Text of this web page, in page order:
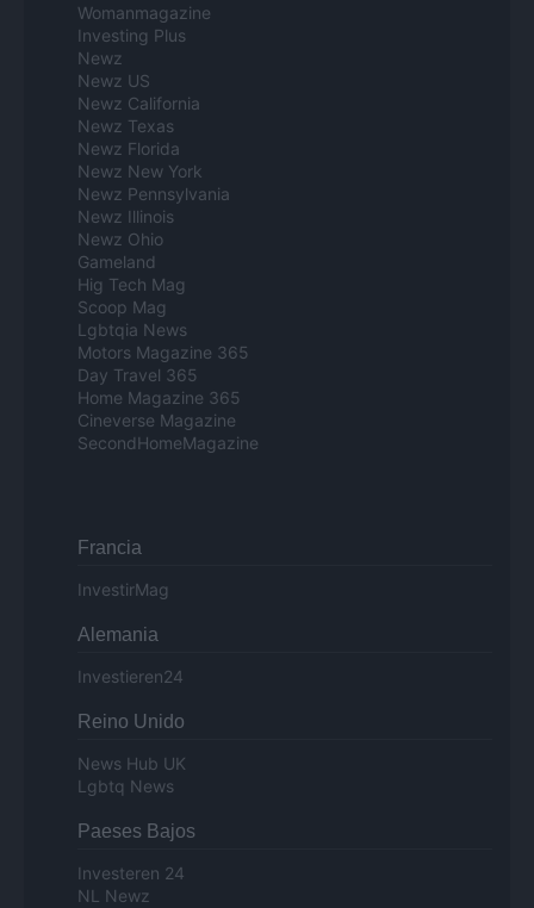
Womanmagazine
Investing Plus
Newz
Newz US
Newz California
Newz Texas
Newz Florida
Newz New York
Newz Pennsylvania
Newz Illinois
Newz Ohio
Gameland
Hig Tech Mag
Scoop Mag
Lgbtqia News
Motors Magazine 365
Day Travel 365
Home Magazine 365
Cineverse Magazine
SecondHomeMagazine
Francia
InvestirMag
Alemania
Investieren24
Reino Unido
News Hub UK
Lgbtq News
Paeses Bajos
Investeren 24
NL Newz